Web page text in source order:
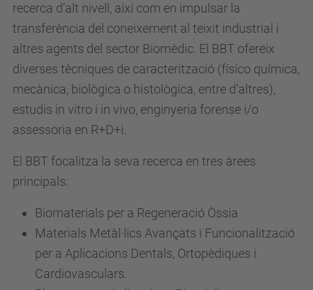
recerca d’alt nivell, així com en impulsar la
transferència del coneixement al teixit industrial i
altres agents del sector Biomèdic. El BBT ofereix
diverses tècniques de caracterització (físico química,
mecànica, biològica o histològica, entre d’altres),
estudis in vitro i in vivo, enginyeria forense i/o
assessoria en R+D+i.
El BBT focalitza la seva recerca en tres àrees
principals:
Biomaterials per a Regeneració Òssia
Materials Metàl·lics Avançats i Funcionalització
per a Aplicacions Dentals, Ortopèdiques i
Cardiovasculars.